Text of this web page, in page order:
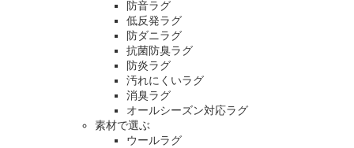
防音ラグ
低反発ラグ
防ダニラグ
抗菌防臭ラグ
防炎ラグ
汚れにくいラグ
消臭ラグ
オールシーズン対応ラグ
素材で選ぶ
ウールラグ